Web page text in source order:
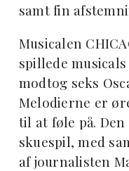
samt fin
Musicalen
spillede
modtog seks
Melodierne er
til at føle på.
skuespil, med
af journalisten